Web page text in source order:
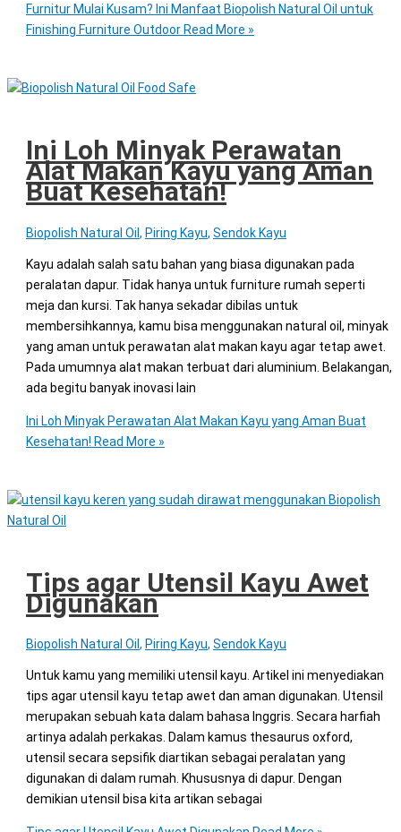
Furnitur Mulai Kusam? Ini Manfaat Biopolish Natural Oil untuk
Finishing Furniture Outdoor Read More »
Ini Loh Minyak Perawatan
Alat Makan Kayu yang Aman
Buat Kesehatan!
Biopolish Natural Oil , Piring Kayu, Sendok Kayu
Kayu adalah salah satu bahan yang biasa digunakan pada
peralatan dapur. Tidak hanya untuk furniture rumah seperti
meja dan kursi. Tak hanya sekadar dibilas untuk
membersihkannya, kamu bisa menggunakan natural oil, minyak
yang aman untuk perawatan alat makan kayu agar tetap awet.
Pada umumnya alat makan terbuat dari aluminium. Belakangan,
ada begitu banyak inovasi lain
Ini Loh Minyak Perawatan Alat Makan Kayu yang Aman Buat
Kesehatan! Read More »
Tips agar Utensil Kayu Awet
Digunakan
Biopolish Natural Oil , Piring Kayu, Sendok Kayu
Untuk kamu yang memiliki utensil kayu. Artikel ini menyediakan
tips agar utensil kayu tetap awet dan aman digunakan. Utensil
merupakan sebuah kata dalam bahasa Inggris. Secara harfiah
artinya adalah perkakas. Dalam kamus thesaurus oxford,
utensil secara sepsifik diartikan sebagai peralatan yang
digunakan di dalam rumah. Khususnya di dapur. Dengan
demikian utensil bisa kita artikan sebagai